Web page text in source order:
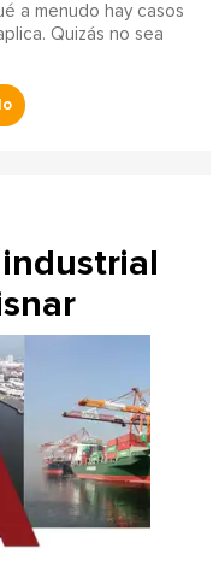
a menudo hay casos
Quizás no sea